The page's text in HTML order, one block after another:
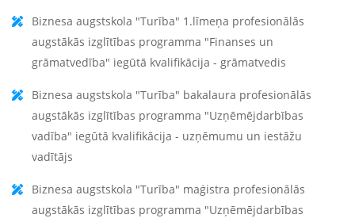
Biznesa augstskola "Turība" 1.līmeņa profesionālās
augstākās izglītības programma "Finanses un
grāmatvedība" iegūtā kvalifikācija - grāmatvedis
Biznesa augstskola "Turība" bakalaura profesionālās
augstākās izglītības programma "Uzņēmējdarbības
vadība" iegūtā kvalifikācija - uzņēmumu un iestāžu
vadītājs
Biznesa augstskola "Turība" maģistra profesionālās
augstākās izglītības programma "Uzņēmējdarbības